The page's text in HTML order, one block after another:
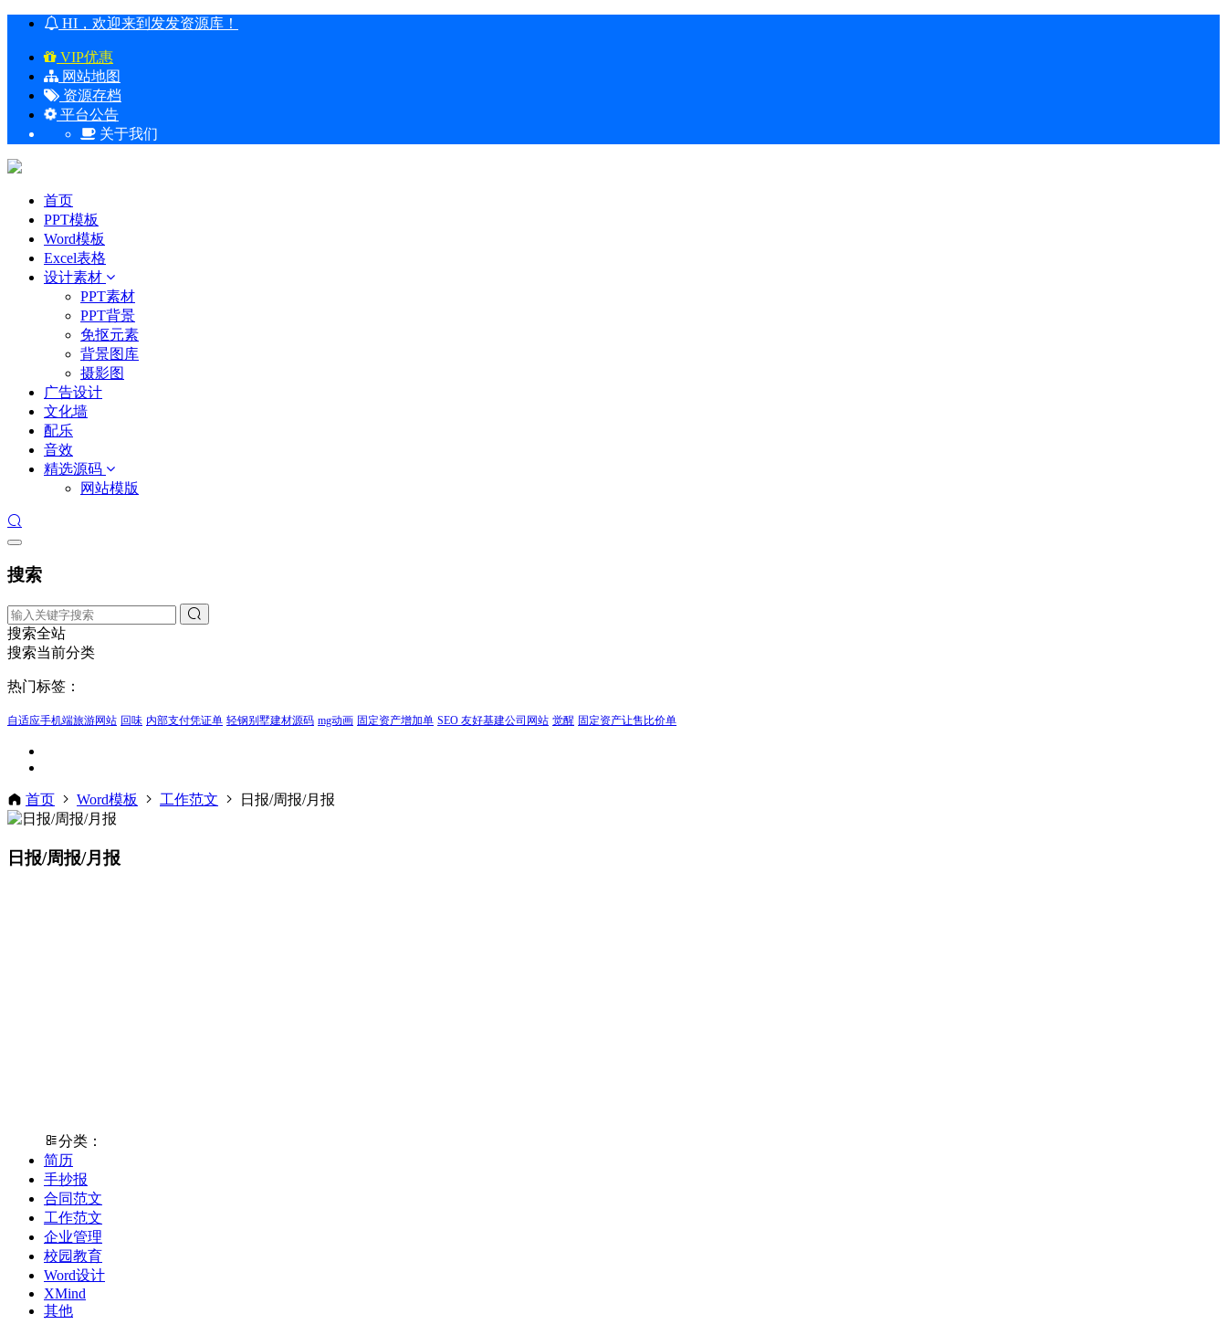
HI，欢迎来到发发资源库！
VIP优惠
网站地图
资源存档
平台公告
关于我们
首页
PPT模板
Word模板
Excel表格
设计素材
PPT素材
PPT背景
免抠元素
背景图库
摄影图
广告设计
文化墙
配乐
音效
精选源码
网站模版
搜索
搜索全站
搜索当前分类
热门标签：
自适应手机端旅游网站 回味 内部支付凭证单 轻钢别墅建材源码 mg动画 固定资产增加单 SEO 友好基建公司网站 觉醒 固定资产让售比价单
首页 Word模板 工作范文 日报/周报/月报
日报/周报/月报
分类：
简历
手抄报
合同范文
工作范文
企业管理
校园教育
Word设计
XMind
其他